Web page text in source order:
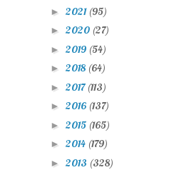
► 2021 (95)
► 2020 (27)
► 2019 (54)
► 2018 (64)
► 2017(113)
► 2016 (137)
► 2015 (165)
► 2014 (179)
► 2013 (328)